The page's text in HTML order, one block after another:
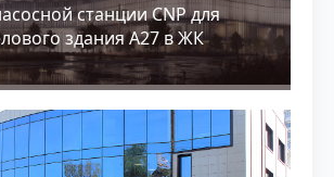
станции CNP для
здания А27 в ЖК